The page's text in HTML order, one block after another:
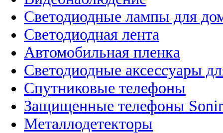
Светодиодные лампы для
Светодиодная лента
Автомобильная пленка
Светодиодные аксессуары
Спутниковые телефоны
Защищенные телефоны
Металлодетекторы